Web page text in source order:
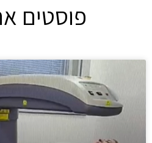
פוסטים